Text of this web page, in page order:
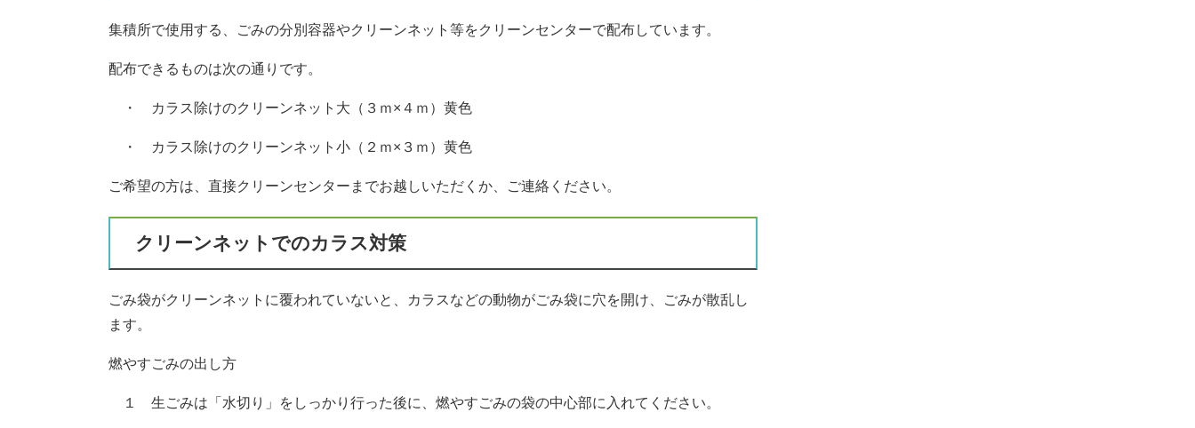
集積所で使用する、ごみの分別容器やクリーンネット等をクリーンセンターで配布しています。
配布できるものは次の通りです。
・ カラス除けのクリーンネット大（３ｍ×４ｍ）黄色
・ カラス除けのクリーンネット小（２ｍ×３ｍ）黄色
ご希望の方は、直接クリーンセンターまでお越しいただくか、ご連絡ください。
クリーンネットでのカラス対策
ごみ袋がクリーンネットに覆われていないと、カラスなどの動物がごみ袋に穴を開け、ごみが散乱し
ます。
燃やすごみの出し方
１ 生ごみは「水切り」をしっかり行った後に、燃やすごみの袋の中心部に入れてください。